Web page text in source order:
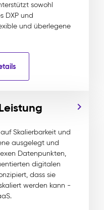
sowohl
DXP und
und überlegene
Skalierbarkeit und
ausgelegt und
Datenpunkten,
digitalen
dass sie
werden kann -